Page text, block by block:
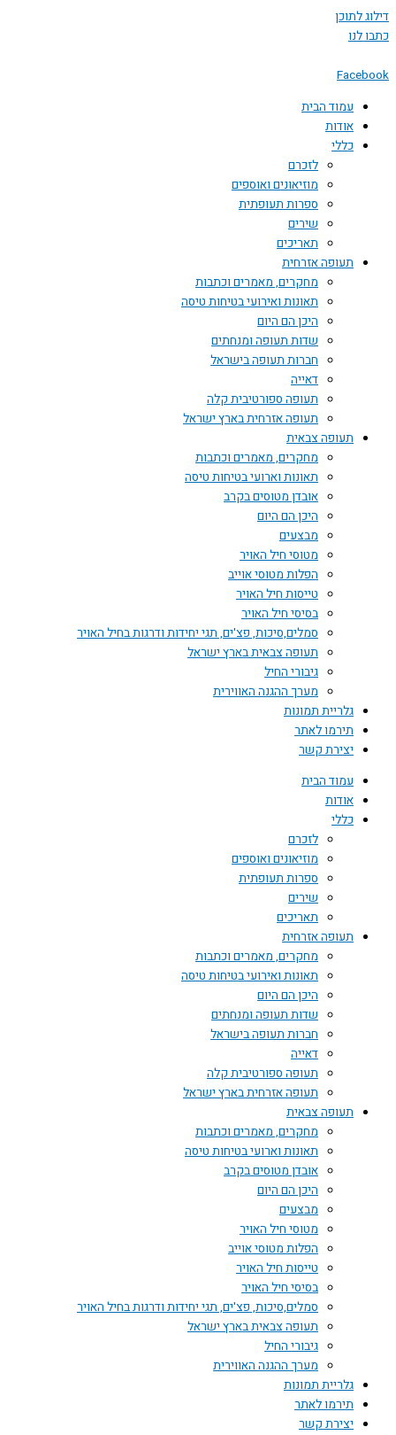
לתוכן
לנו
עמוד הבית
אודות
כללי
לזכרם
מוזיאונים ואוספים
ספרות תעופתית
שירים
תאריכים
תעופה אזרחית
מחקרים, מאמרים וכתבות
תאונות ואירועי בטיחות טיסה
היכן הם היום
שדות תעופה ומנחתים
חברות תעופה בישראל
דאייה
תעופה ספורטיבית קלה
תעופה אזרחית בארץ ישראל
תעופה צבאית
מחקרים, מאמרים וכתבות
תאונות וארועי בטיחות טיסה
אובדן מטוסים בקרב
היכן הם היום
מבצעים
מטוסי חיל האויר
הפלות מטוסי אוייב
טייסות חיל האויר
בסיסי חיל האויר
סמלים,סיכות, פצ'ים, תגי יחידות ודרגות בחיל האויר
תעופה צבאית בארץ ישראל
גיבורי החיל
מערך ההגנה האווירית
גלריית תמונות
תירמו לאתר
יצירת קשר
עמוד הבית
אודות
כללי
לזכרם
מוזיאונים ואוספים
ספרות תעופתית
שירים
תאריכים
תעופה אזרחית
מחקרים, מאמרים וכתבות
תאונות ואירועי בטיחות טיסה
היכן הם היום
שדות תעופה ומנחתים
חברות תעופה בישראל
דאייה
תעופה ספורטיבית קלה
תעופה אזרחית בארץ ישראל
תעופה צבאית
מחקרים, מאמרים וכתבות
תאונות וארועי בטיחות טיסה
אובדן מטוסים בקרב
היכן הם היום
מבצעים
מטוסי חיל האויר
הפלות מטוסי אוייב
טייסות חיל האויר
בסיסי חיל האויר
סמלים,סיכות, פצ'ים, תגי יחידות ודרגות בחיל האויר
תעופה צבאית בארץ ישראל
גיבורי החיל
מערך ההגנה האווירית
גלריית תמונות
תירמו לאתר
יצירת קשר